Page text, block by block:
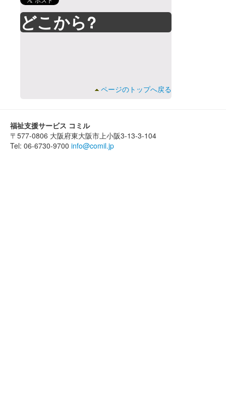
どこから?
ページのトップへ戻る
福祉支援サービス コミル
〒577-0806 大阪府東大阪市上小阪3-13-3-104
Tel: 06-6730-9700 info@comil.jp